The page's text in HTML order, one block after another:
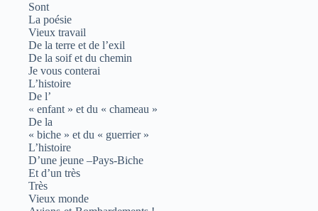
Sont
La poésie
Vieux travail
De la terre et de l’exil
De la soif et du chemin
Je vous conterai
L’histoire
De l’
« enfant » et du « chameau »
De la
« biche » et du « guerrier »
L’histoire
D’une jeune –Pays-Biche
Et d’un très
Très
Vieux monde